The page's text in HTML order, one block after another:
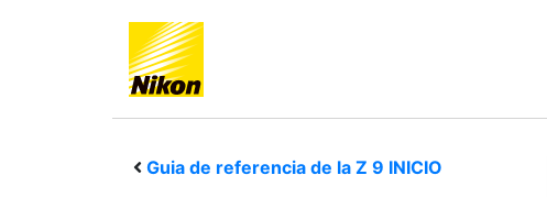
Guia de referencia de la Z 9 INICIO